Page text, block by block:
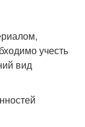
учесть
вид